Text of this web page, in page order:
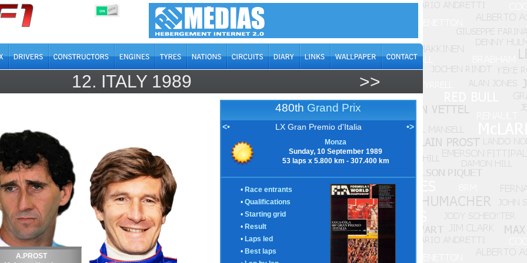
ON OFF
12. ITALY 1989 >>
A.PROST
480th Grand Prix
<• LX Gran Premio d'Italia •>
Monza
Sunday, 10 September 1989
53 laps x 5.800 km - 307.400 km
• Race entrants
• Qualifications
• Starting grid
• Result
• Laps led
• Best laps